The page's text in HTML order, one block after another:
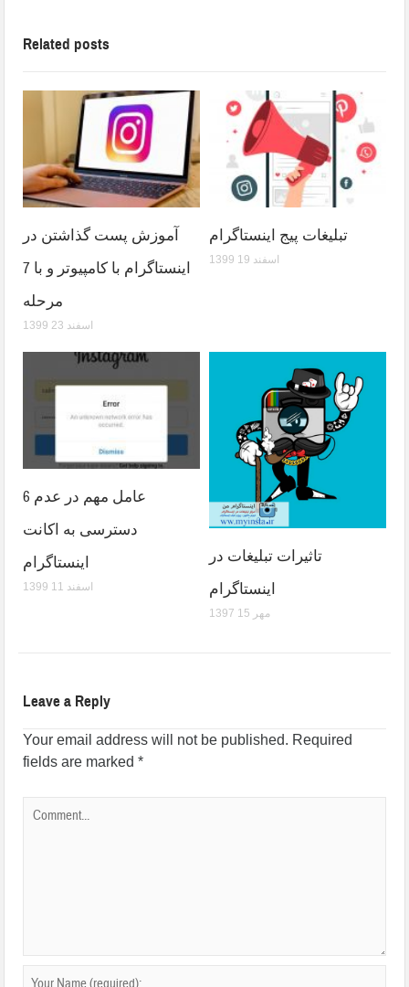
Related posts
آموزش پست گذاشتن در
اینستاگرام با کامپیوتر و با 7
مرحله
1399 اسفند 23
تبلیغات پیج اینستاگرام
1399 اسفند 19
6 عامل مهم در عدم
دسترسی به اکانت
اینستاگرام
1399 اسفند 11
تاثیرات تبلیغات در
اینستاگرام
1397 مهر 15
Leave a Reply
Your email address will not be published. Required
fields are marked*